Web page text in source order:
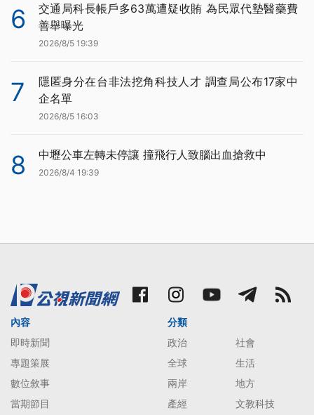
6
交通局科長帳戶多63萬遭疑收賄 為民眾代墊醫藥費
善舉曝光
2026/8/5 19:39
7
隱匿身分在台非法挖角科技人才 調查局公布17家中
企名單
2026/8/5 16:03
8 中壢公車左轉未停讓 撞飛行人致腦出血搶救中
2026/8/4 19:39
內容
即時新聞
專題策展
數位敘事
當期節目
分類
政治
社會
全球
生活
兩岸
地方
產經
文教科技